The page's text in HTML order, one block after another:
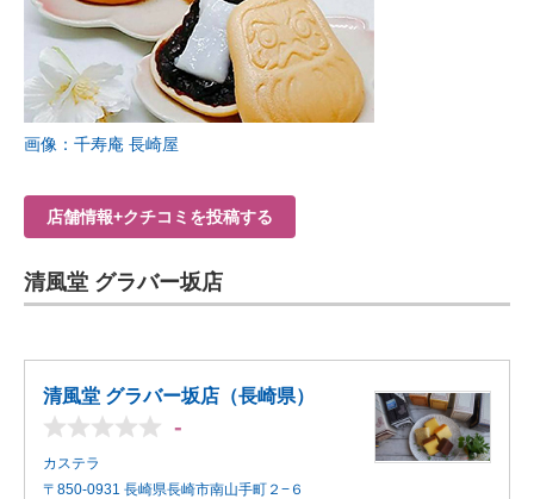
画像：千寿庵 長崎屋
店舗情報+クチコミを投稿する
清風堂 グラバー坂店
清風堂 グラバー坂店（長崎県）
-
カステラ
〒850-0931 長崎県長崎市南山手町２−６